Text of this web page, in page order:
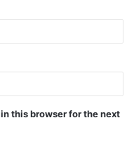
this browser for the next